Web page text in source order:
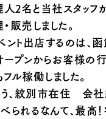
2名と当社スタッフ
販売しました。
ト出店するのは、函
プンからお客様の
ル稼働しました。
う、紋別市在住 会
られるなんて、最